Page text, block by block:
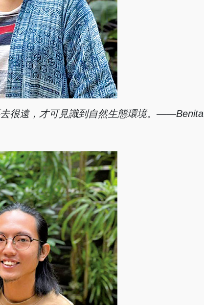
很遠，才可見識到自然生態環境。——Benita